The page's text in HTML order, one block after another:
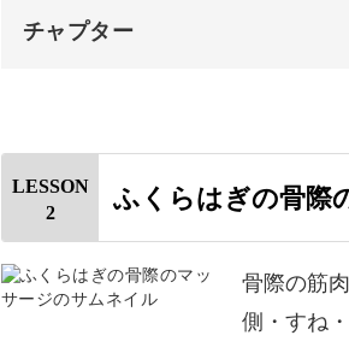
実は、これらの症状は生活習慣や
副腎・腎臓系のツボなど、東洋医
チャプター
使用道具
マッサージクリームを塗る
ふくらはぎをマッサージする
LESSON
2
ふくらはぎの骨際
骨際の筋
側・すね